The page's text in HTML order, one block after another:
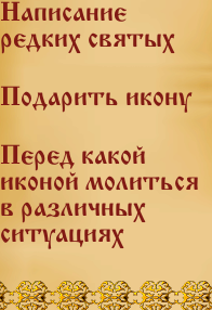
Написание
редких святых
Подарить икону
Перед какой
иконой молиться
в различных
ситуациях